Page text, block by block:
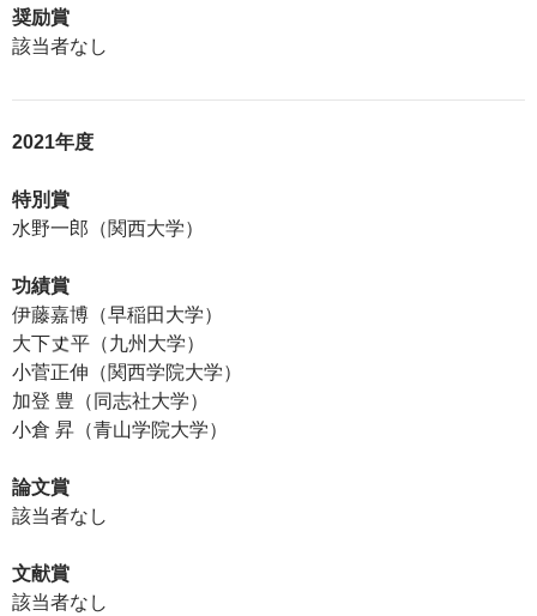
奨励賞
該当者なし
2021年度
特別賞
水野一郎（関西大学）
功績賞
伊藤嘉博（早稲田大学）
大下
平（九州大学）
小菅正伸（関西学院大学）
加登 豊（同志社大学）
小倉 昇（青山学院大学）
論文賞
該当者なし
文献賞
該当者なし